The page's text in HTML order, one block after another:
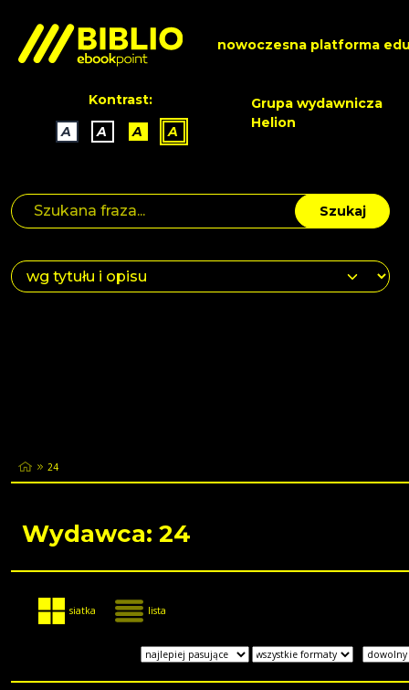
nowoczesna platforma
Kontrast:
A
A A A
Grupa wydawnicza
Helion
Szukaj
24
Wydawca: 24
siatka lista